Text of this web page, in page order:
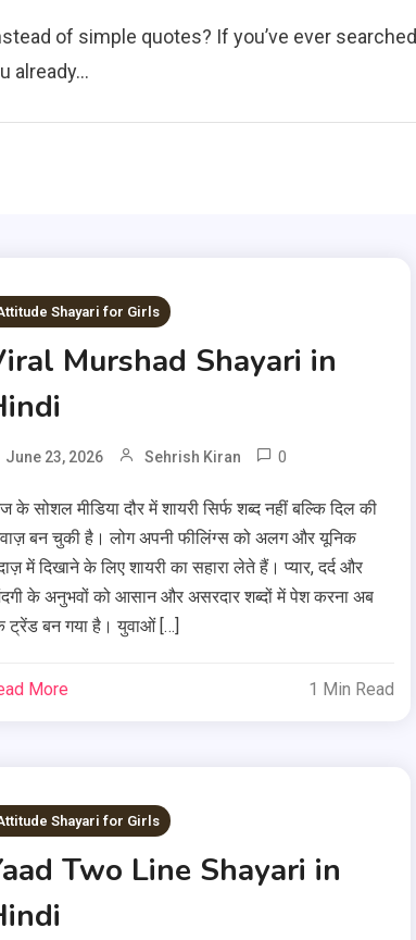
of simple quotes? If you’ve ever
already…
Shayari for Girls
Murshad Shayari in
June 23, 2026 Sehrish Kiran 0
के सोशल मीडिया दौर में शायरी सिर्फ शब्द नहीं बल्कि दिल की
बन चुकी है। लोग अपनी फीलिंग्स को अलग और यूनिक
में दिखाने के लिए शायरी का सहारा लेते हैं। प्यार, दर्द और
के अनुभवों को आसान और असरदार शब्दों में पेश करना अब
ट्रेंड बन गया है। युवाओं […]
More 1 Min Read
Shayari for Girls
Two Line Shayari in